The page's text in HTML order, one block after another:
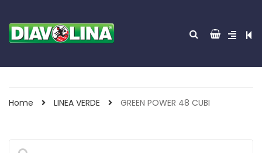
Home LINEA VERDE GREEN POWER 48 CUBI